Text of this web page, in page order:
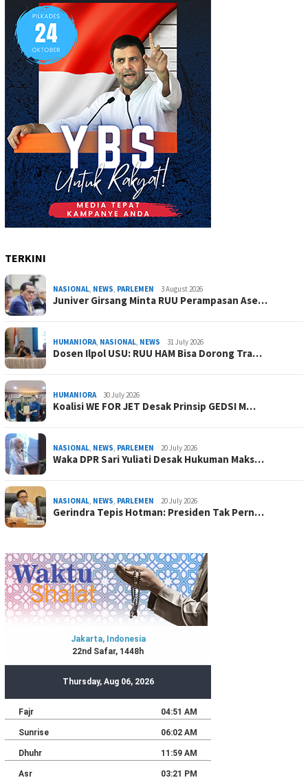
TERKINI
NASIONAL, NEWS, PARLEMEN 3 August 2026
Juniver Girsang Minta RUU Perampasan Ase…
HUMANIORA, NASIONAL, NEWS 31 July 2026
Dosen Ilpol USU: RUU HAM Bisa Dorong Tra…
HUMANIORA 30 July 2026
Koalisi WE FOR JET Desak Prinsip GEDSI M…
NASIONAL, NEWS, PARLEMEN 20 July 2026
Waka DPR Sari Yuliati Desak Hukuman Maks…
NASIONAL, NEWS, PARLEMEN 20 July 2026
Gerindra Tepis Hotman: Presiden Tak Pern…